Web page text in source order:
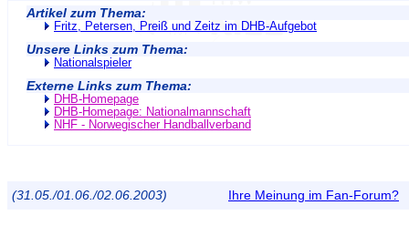
Artikel zum Thema:
Fritz, Petersen, Preiß und Zeitz im DHB-Aufgebot
Unsere Links zum Thema:
Nationalspieler
Externe Links zum Thema:
DHB-Homepage
DHB-Homepage: Nationalmannschaft
NHF - Norwegischer Handballverband
(31.05./01.06./02.06.2003) Ihre Meinung im Fan-Forum?